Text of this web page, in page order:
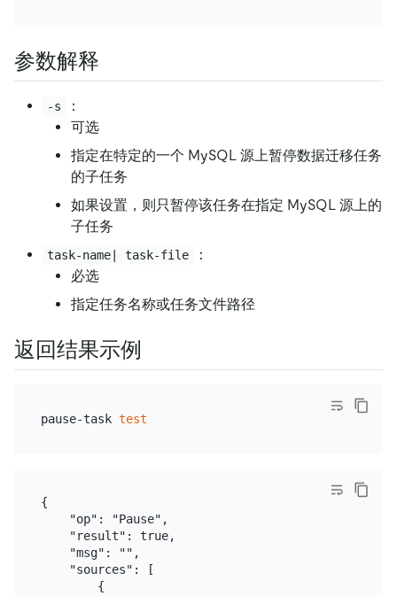
参数解释
-s
：
可选
指定在特定的一个 MySQL 源上暂停数据迁移任务
的子任务
如果设置，则只暂停该任务在指定 MySQL 源上的
子任务
task-name| task-file
：
必选
指定任务名称或任务文件路径
返回结果示例
pause-task test
{
    "op": "Pause",
    "result": true,
    "msg": "",
    "sources": [
        {